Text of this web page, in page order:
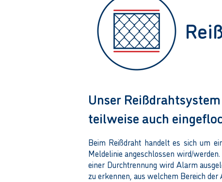
Unser
teilweise auch
Beim Reißdraht handelt es sich um
Meldelinie angeschlossen wird/
einer Durchtrennung wird Alarm
zu erkennen, aus welchem Bereich